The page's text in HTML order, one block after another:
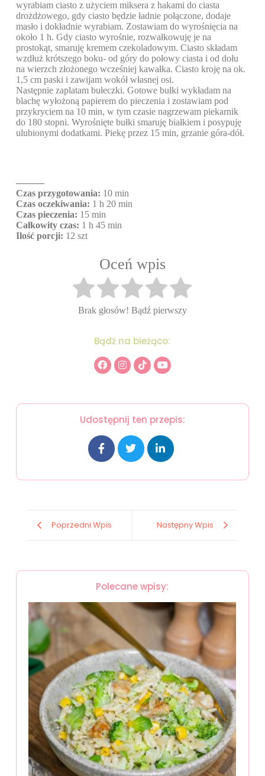
wyrabiam ciasto z użyciem miksera z hakami do ciasta
drożdżowego, gdy ciasto będzie ładnie połączone, dodaje
masło i dokładnie wyrabiam. Zostawiam do wyrośnięcia na
około 1 h. Gdy ciasto wyrośnie, rozwałkowuję je na
prostokąt, smaruję kremem czekoladowym. Ciasto składam
wzdłuż krótszego boku- od góry do połowy ciasta i od dołu
na wierzch złożonego wcześniej kawałka. Ciasto kroję na ok.
1,5 cm paski i zawijam wokół własnej osi.
Następnie zaplatam bułeczki. Gotowe bułki wykładam na
blachę wyłożoną papierem do pieczenia i zostawiam pod
przykryciem na 10 min, w tym czasie nagrzewam piekarnik
do 180 stopni. Wyrośnięte bułki smaruję białkiem i posypuję
ulubionymi dodatkami. Piekę przez 15 min, grzanie góra-dół.
———
Czas przygotowania: 10 min
Czas oczekiwania: 1 h 20 min
Czas pieczenia: 15 min
Całkowity czas: 1 h 45 min
Ilość porcji: 12 szt
Oceń wpis
Brak głosów! Bądź pierwszy
Bądź na bieżąco:
Udostępnij ten przepis:
Poprzedni Wpis Następny Wpis
Polecane wpisy: